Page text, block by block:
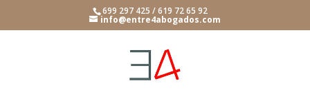
699 297 425 / 619 72 65 92
info@entre4abogados.com